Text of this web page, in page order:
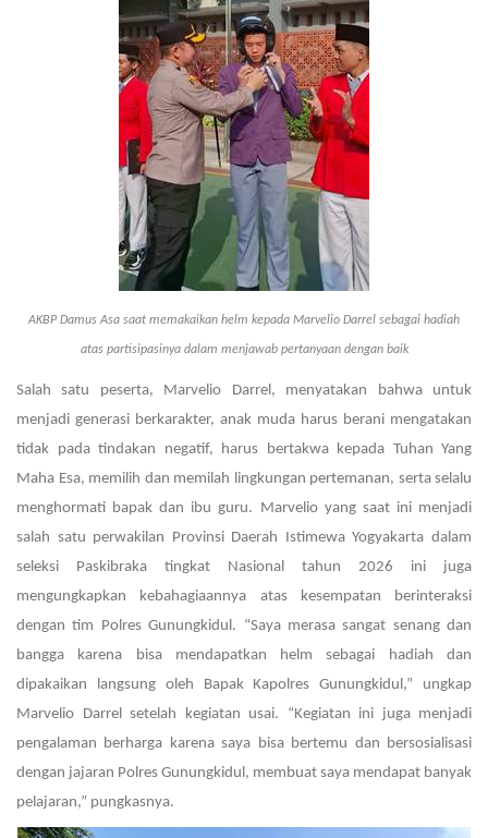
AKBP Damus Asa saat memakaikan helm kepada Marvelio Darrel sebagai hadiah
atas partisipasinya dalam menjawab pertanyaan dengan baik
Salah satu peserta, Marvelio Darrel, menyatakan bahwa untuk
menjadi generasi berkarakter, anak muda harus berani mengatakan
tidak pada tindakan negatif, harus bertakwa kepada Tuhan Yang
Maha Esa, memilih dan memilah lingkungan pertemanan, serta selalu
menghormati bapak dan ibu guru. Marvelio yang saat ini menjadi
salah satu perwakilan Provinsi Daerah Istimewa Yogyakarta dalam
seleksi Paskibraka tingkat Nasional tahun 2026 ini juga
mengungkapkan kebahagiaannya atas kesempatan berinteraksi
dengan tim Polres Gunungkidul. “Saya merasa sangat senang dan
bangga karena bisa mendapatkan helm sebagai hadiah dan
dipakaikan langsung oleh Bapak Kapolres Gunungkidul,” ungkap
Marvelio Darrel setelah kegiatan usai. “Kegiatan ini juga menjadi
pengalaman berharga karena saya bisa bertemu dan bersosialisasi
dengan jajaran Polres Gunungkidul, membuat saya mendapat banyak
pelajaran,” pungkasnya.